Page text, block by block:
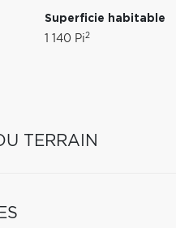
Superficie habitable
1 140 Pi2
TERRAIN